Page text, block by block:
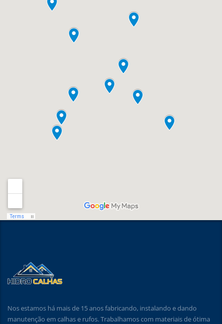
Nos estamos há mais de 15 anos fabricando, instalando e dando
manutenção em calhas e rufos. Trabalhamos com materiais de ótima